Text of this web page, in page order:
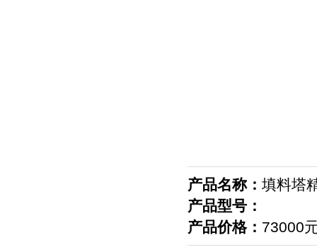
产品名称： 填料塔
产品型号：
产品价格： 73000